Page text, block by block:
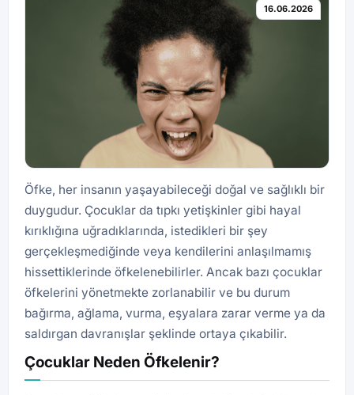
16.06.2026
Öfke, her insanın yaşayabileceği doğal ve sağlıklı bir
duygudur. Çocuklar da tıpkı yetişkinler gibi hayal
kırıklığına uğradıklarında, istedikleri bir şey
gerçekleşmediğinde veya kendilerini anlaşılmamış
hissettiklerinde öfkelenebilirler. Ancak bazı çocuklar
öfkelerini yönetmekte zorlanabilir ve bu durum
bağırma, ağlama, vurma, eşyalara zarar verme ya da
saldırgan davranışlar şeklinde ortaya çıkabilir.
Çocuklar Neden Öfkelenir?